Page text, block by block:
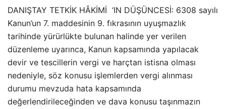
DANIŞTAY TETKİK HÂKİMİ ‘IN DÜŞÜNCESİ: 6308 sayılı
Kanun’un 7. maddesinin 9. fıkrasının uyuşmazlık
tarihinde yürürlükte bulunan halinde yer verilen
düzenleme uyarınca, Kanun kapsamında yapılacak
devir ve tescillerin vergi ve harçtan istisna olması
nedeniyle, söz konusu işlemlerden vergi alınması
durumu mevzuda hata kapsamında
değerlendirileceğinden ve dava konusu taşınmazın